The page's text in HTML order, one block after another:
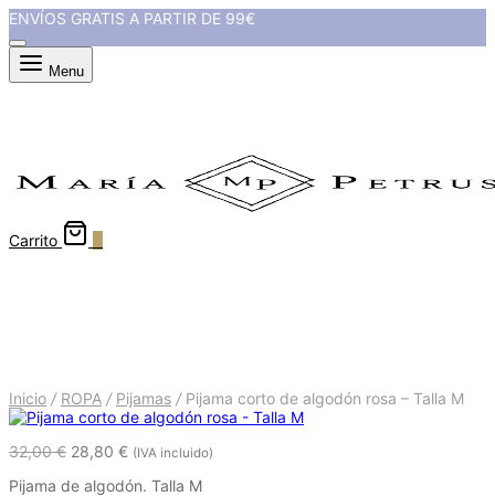
ENVÍOS GRATIS A PARTIR DE 99€
Menu
Carrito
Inicio / ROPA / Pijamas /Pijama corto de algodón rosa – Talla M
32,00€ 28,80 € (IVA incluido)
Pijama de algodón. Talla M